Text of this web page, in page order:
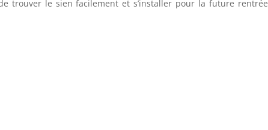
trouver le sien facilement et s’installer pour la future rentrée